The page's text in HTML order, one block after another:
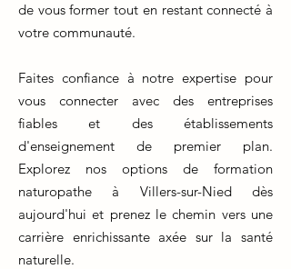
de vous former tout en restant connecté à
votre communauté.
Faites confiance à notre expertise pour
vous connecter avec des entreprises
fiables et des établissements
d'enseignement de premier plan.
Explorez nos options de formation
naturopathe à Villers-sur-Nied dès
aujourd'hui et prenez le chemin vers une
carrière enrichissante axée sur la santé
naturelle.